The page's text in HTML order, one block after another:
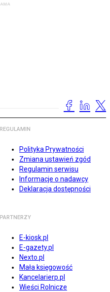
REGULAMIN
Polityka Prywatności
Zmiana ustawień zgód
Regulamin serwisu
Informacje o nadawcy
Deklaracja dostępności
PARTNERZY
E-kiosk.pl
E-gazety.pl
Nexto.pl
Mała księgowość
Kancelarierp.pl
Wieści Rolnicze